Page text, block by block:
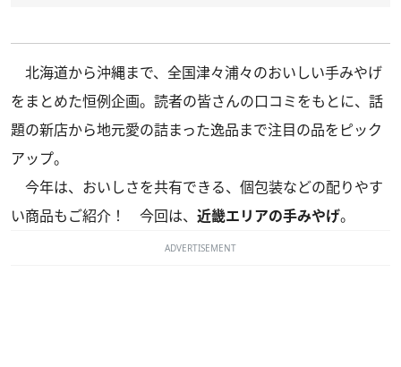
北海道から沖縄まで、全国津々浦々のおいしい手みやげ
をまとめた恒例企画。読者の皆さんの口コミをもとに、話
題の新店から地元愛の詰まった逸品まで注目の品をピック
アップ。
今年は、おいしさを共有できる、個包装などの配りやす
い商品もご紹介！ 今回は、 近畿エリアの手みやげ。
ADVERTISEMENT